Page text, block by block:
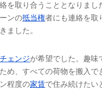
を取り合うこととなりま
ンの抵当権者にも連絡を取
ました。
ェンジが希望でした。趣味
め、すべての荷物を搬入
程度の家賃で住み続けたい